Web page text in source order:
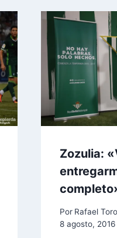
Zozulia:
Por Rafael
8 agosto, 2016